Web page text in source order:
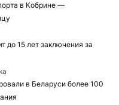
в Кобрине —
до 15 лет заключения за
в Беларуси более 100